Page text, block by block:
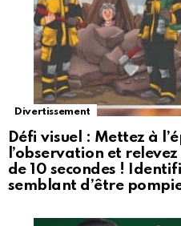
Divertissement
Défi visuel : Mettez à
l’observation et
de 10 secondes !
semblant d’être